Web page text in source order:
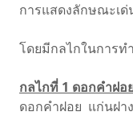
การแสดงลักษณะเด่
โดยมีกลไกในการท
กลไกที่ 1 ดอกคำฝอ
ดอกคำฝอย แก่นฝา